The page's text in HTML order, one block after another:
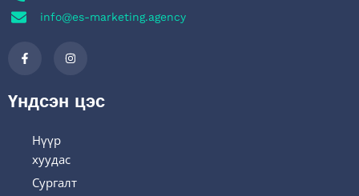
info@es-marketing.agency
Үндсэн цэс
Нүүр
хуудас
Сургалт